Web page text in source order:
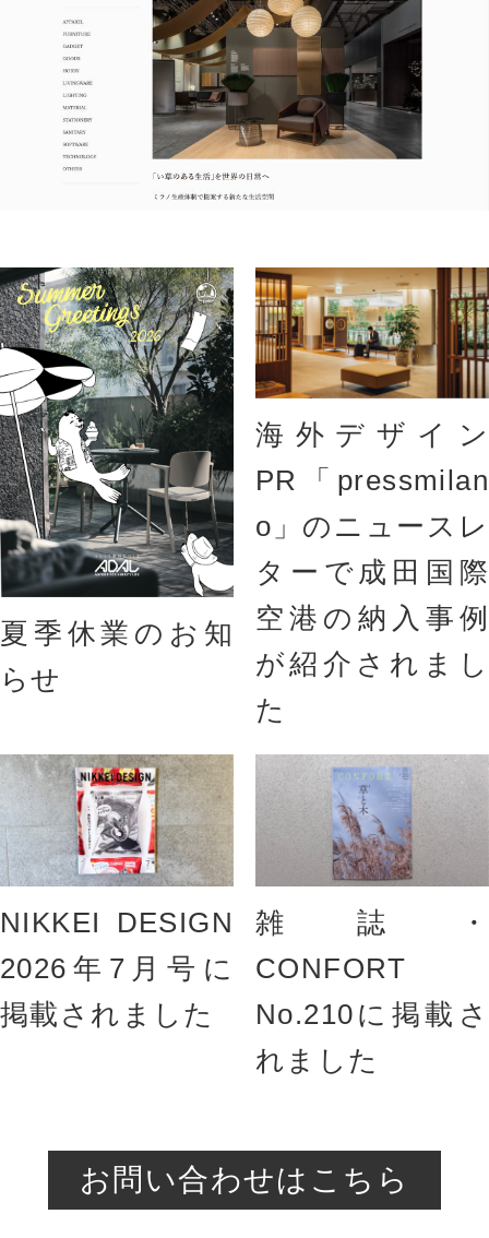
夏季休業のお知
らせ
海外デザイン
PR「pressmilan
o」のニュースレ
ターで成田国際
空港の納入事例
が紹介されまし
た
NIKKEI DESIGN
2026年7月号に
掲載されました
雑誌・
CONFORT
No.210に掲載さ
れました
お問い合わせはこちら